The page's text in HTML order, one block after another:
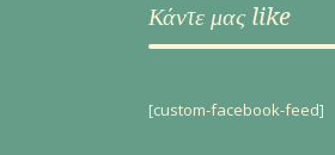
Κάντε μας like
[custom-facebook-feed]